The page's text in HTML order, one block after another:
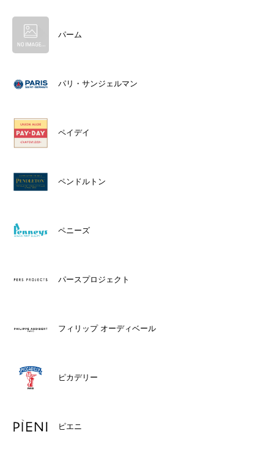
パーム
パリ・サンジェルマン
ペイデイ
ペンドルトン
ペニーズ
パースプロジェクト
フィリップ オーディベール
ピカデリー
ピエニ